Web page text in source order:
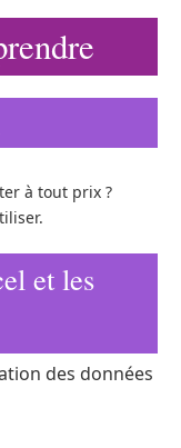
à tout prix ?
et les
des données